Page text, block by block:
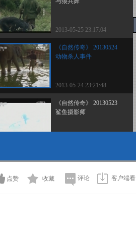
2013-05-25 23:17:04
《自然传奇》 20130524
动物杀人事件
2013-05-24 23:21:48
《自然传奇》 20130523
鲨鱼摄影师
2013-05-22 23:58:18
点赞 收藏 评论 客户端看